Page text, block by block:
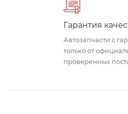
Гарантия
Автозапчасти c
только от
проверенных